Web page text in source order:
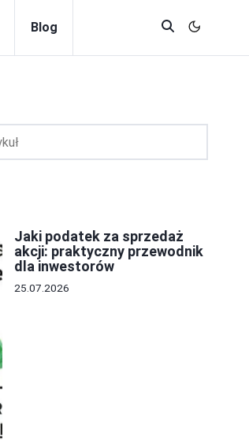
Blog
Jaki podatek za sprzedaż
akcji: praktyczny przewodnik
dla inwestorów
25.07.2026